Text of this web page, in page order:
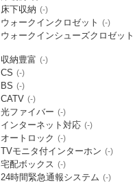
床下収納 (-)
ウォークインクロゼット (-)
ウォークインシューズクロゼット
収納豊富 (-)
CS (-)
BS (-)
CATV (-)
光ファイバー (-)
インターネット対応 (-)
オートロック (-)
TVモニタ付インターホン (-)
宅配ボックス (-)
24時間緊急通報システム (-)